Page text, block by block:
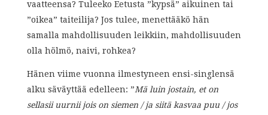
vaatteensa? Tuleeko Eetusta ”kypsä” aikuinen tai
”oikea” taiteilija? Jos tulee, menettääkö hän
samalla mahdollisuuden leikkiin, mahdollisuuden
olla hölmö, naivi, rohkea?
Hänen viime vuonna ilmestyneen ensi-singlensä
alku säväyttää edelleen: ”Mä luin jostain, et on
sellasii uurnii jois on siemen / ja siitä kasvaa puu / jos